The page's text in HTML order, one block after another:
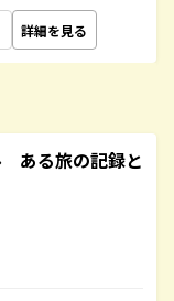
詳細を見る
ある旅の記録と